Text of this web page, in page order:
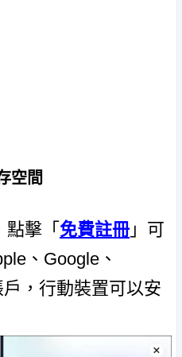
空間
擊「 免費註冊 」可
、Google、
，行動裝置可以安